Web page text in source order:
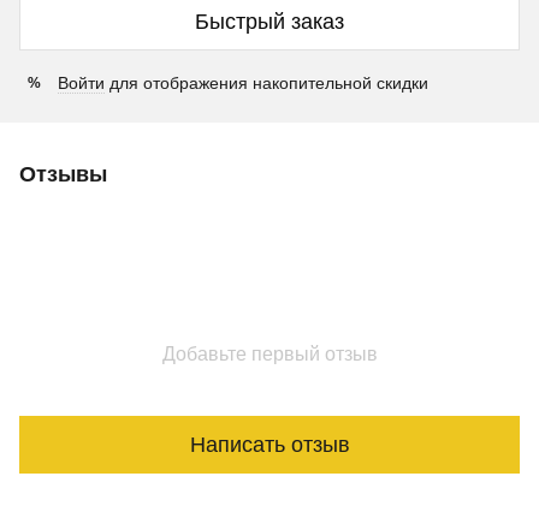
Быстрый заказ
% Войти для отображения накопительной скидки
Отзывы
Добавьте первый отзыв
Написать отзыв